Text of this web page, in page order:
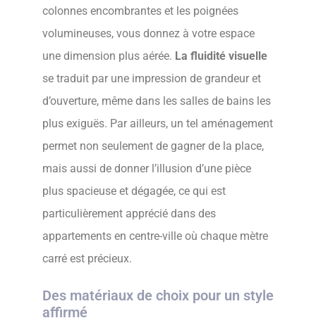
colonnes encombrantes et les poignées
volumineuses, vous donnez à votre espace
une dimension plus aérée. La fluidité visuelle
se traduit par une impression de grandeur et
d’ouverture, même dans les salles de bains les
plus exiguës. Par ailleurs, un tel aménagement
permet non seulement de gagner de la place,
mais aussi de donner l’illusion d’une pièce
plus spacieuse et dégagée, ce qui est
particulièrement apprécié dans des
appartements en centre-ville où chaque mètre
carré est précieux.
Des matériaux de choix pour un style
affirmé